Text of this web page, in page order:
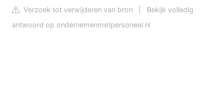
Verzoek tot verwijderen van bron
Bekijk volledig
antwoord op ondernemenmetpersoneel.nl